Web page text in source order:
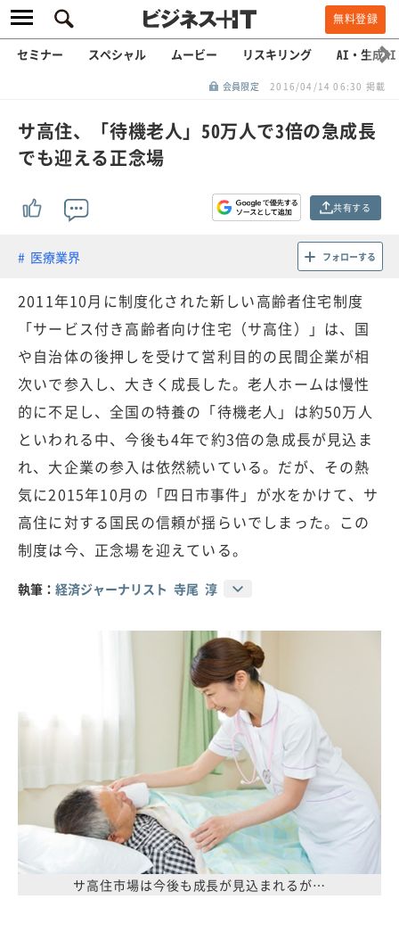
無料登録
セミナー スペシャル ムービー リスキリング AI・生成AI
会員限定 2016/04/14 06:30 掲載
サ高住、「待機老人」50万人で3倍の急成長
でも迎える正念場
共有する
医療業界 フォローする
2011年10月に制度化された新しい高齢者住宅制度
「サービス付き高齢者向け住宅（サ高住）」は、国
や自治体の後押しを受けて営利目的の民間企業が相
次いで参入し、大きく成長した。老人ホームは慢性
的に不足し、全国の特養の「待機老人」は約50万人
といわれる中、今後も4年で約3倍の急成長が見込ま
れ、大企業の参入は依然続いている。だが、その熱
気に2015年10月の「四日市事件」が水をかけて、サ
高住に対する国民の信頼が揺らいでしまった。この
制度は今、正念場を迎えている。
執筆： 経済ジャーナリスト 寺尾 淳
サ高住市場は今後も成長が見込まれるが…